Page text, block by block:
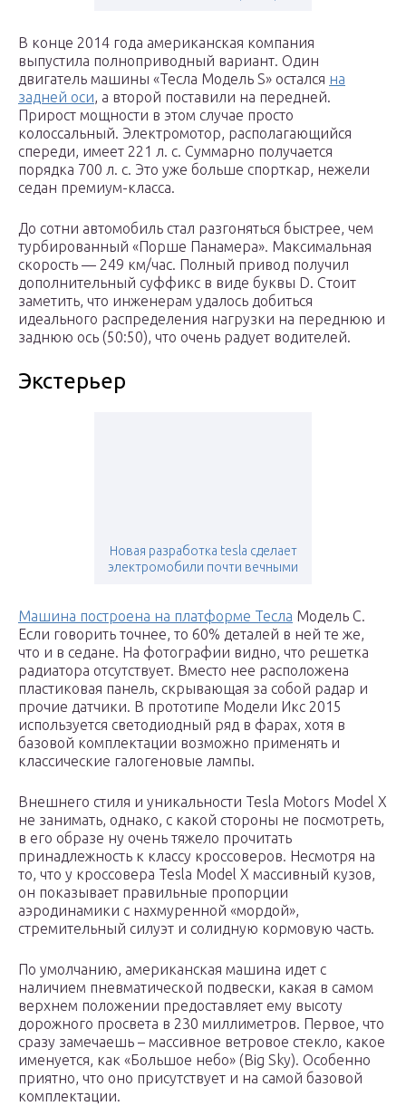
В конце 2014 года американская компания
выпустила полноприводный вариант. Один
двигатель машины «Тесла Модель S» остался на
задней оси, а второй поставили на передней.
Прирост мощности в этом случае просто
колоссальный. Электромотор, располагающийся
спереди, имеет 221 л. с. Суммарно получается
порядка 700 л. с. Это уже больше спорткар, нежели
седан премиум-класса.
До сотни автомобиль стал разгоняться быстрее, чем
турбированный «Порше Панамера». Максимальная
скорость — 249 км/час. Полный привод получил
дополнительный суффикс в виде буквы D. Стоит
заметить, что инженерам удалось добиться
идеального распределения нагрузки на переднюю и
заднюю ось (50:50), что очень радует водителей.
Экстерьер
Новая разработка tesla сделает
электромобили почти вечными
Машина построена на платформе Тесла Модель С.
Если говорить точнее, то 60% деталей в ней те же,
что и в седане. На фотографии видно, что решетка
радиатора отсутствует. Вместо нее расположена
пластиковая панель, скрывающая за собой радар и
прочие датчики. В прототипе Модели Икс 2015
используется светодиодный ряд в фарах, хотя в
базовой комплектации возможно применять и
классические галогеновые лампы.
Внешнего стиля и уникальности Tesla Motors Model X
не занимать, однако, с какой стороны не посмотреть,
в его образе ну очень тяжело прочитать
принадлежность к классу кроссоверов. Несмотря на
то, что у кроссовера Tesla Model X массивный кузов,
он показывает правильные пропорции
аэродинамики с нахмуренной «мордой»,
стремительный силуэт и солидную кормовую часть.
По умолчанию, американская машина идет с
наличием пневматической подвески, какая в самом
верхнем положении предоставляет ему высоту
дорожного просвета в 230 миллиметров. Первое, что
сразу замечаешь – массивное ветровое стекло, какое
именуется, как «Большое небо» (Big Sky). Особенно
приятно, что оно присутствует и на самой базовой
комплектации.